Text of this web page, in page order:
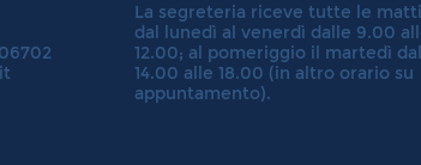
La segreteria riceve tutte le
dal lunedì al venerdì dalle 9.00
12.00; al pomeriggio il martedì
14.00 alle 18.00 (in altro orario su
appuntamento).